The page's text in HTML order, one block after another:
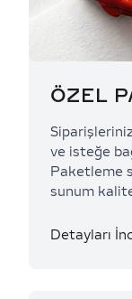
ÖZEL
ve isteğe
Paketleme
sunum
Detayları